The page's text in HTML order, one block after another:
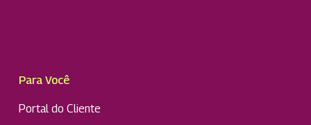
Para Você
Portal do Cliente